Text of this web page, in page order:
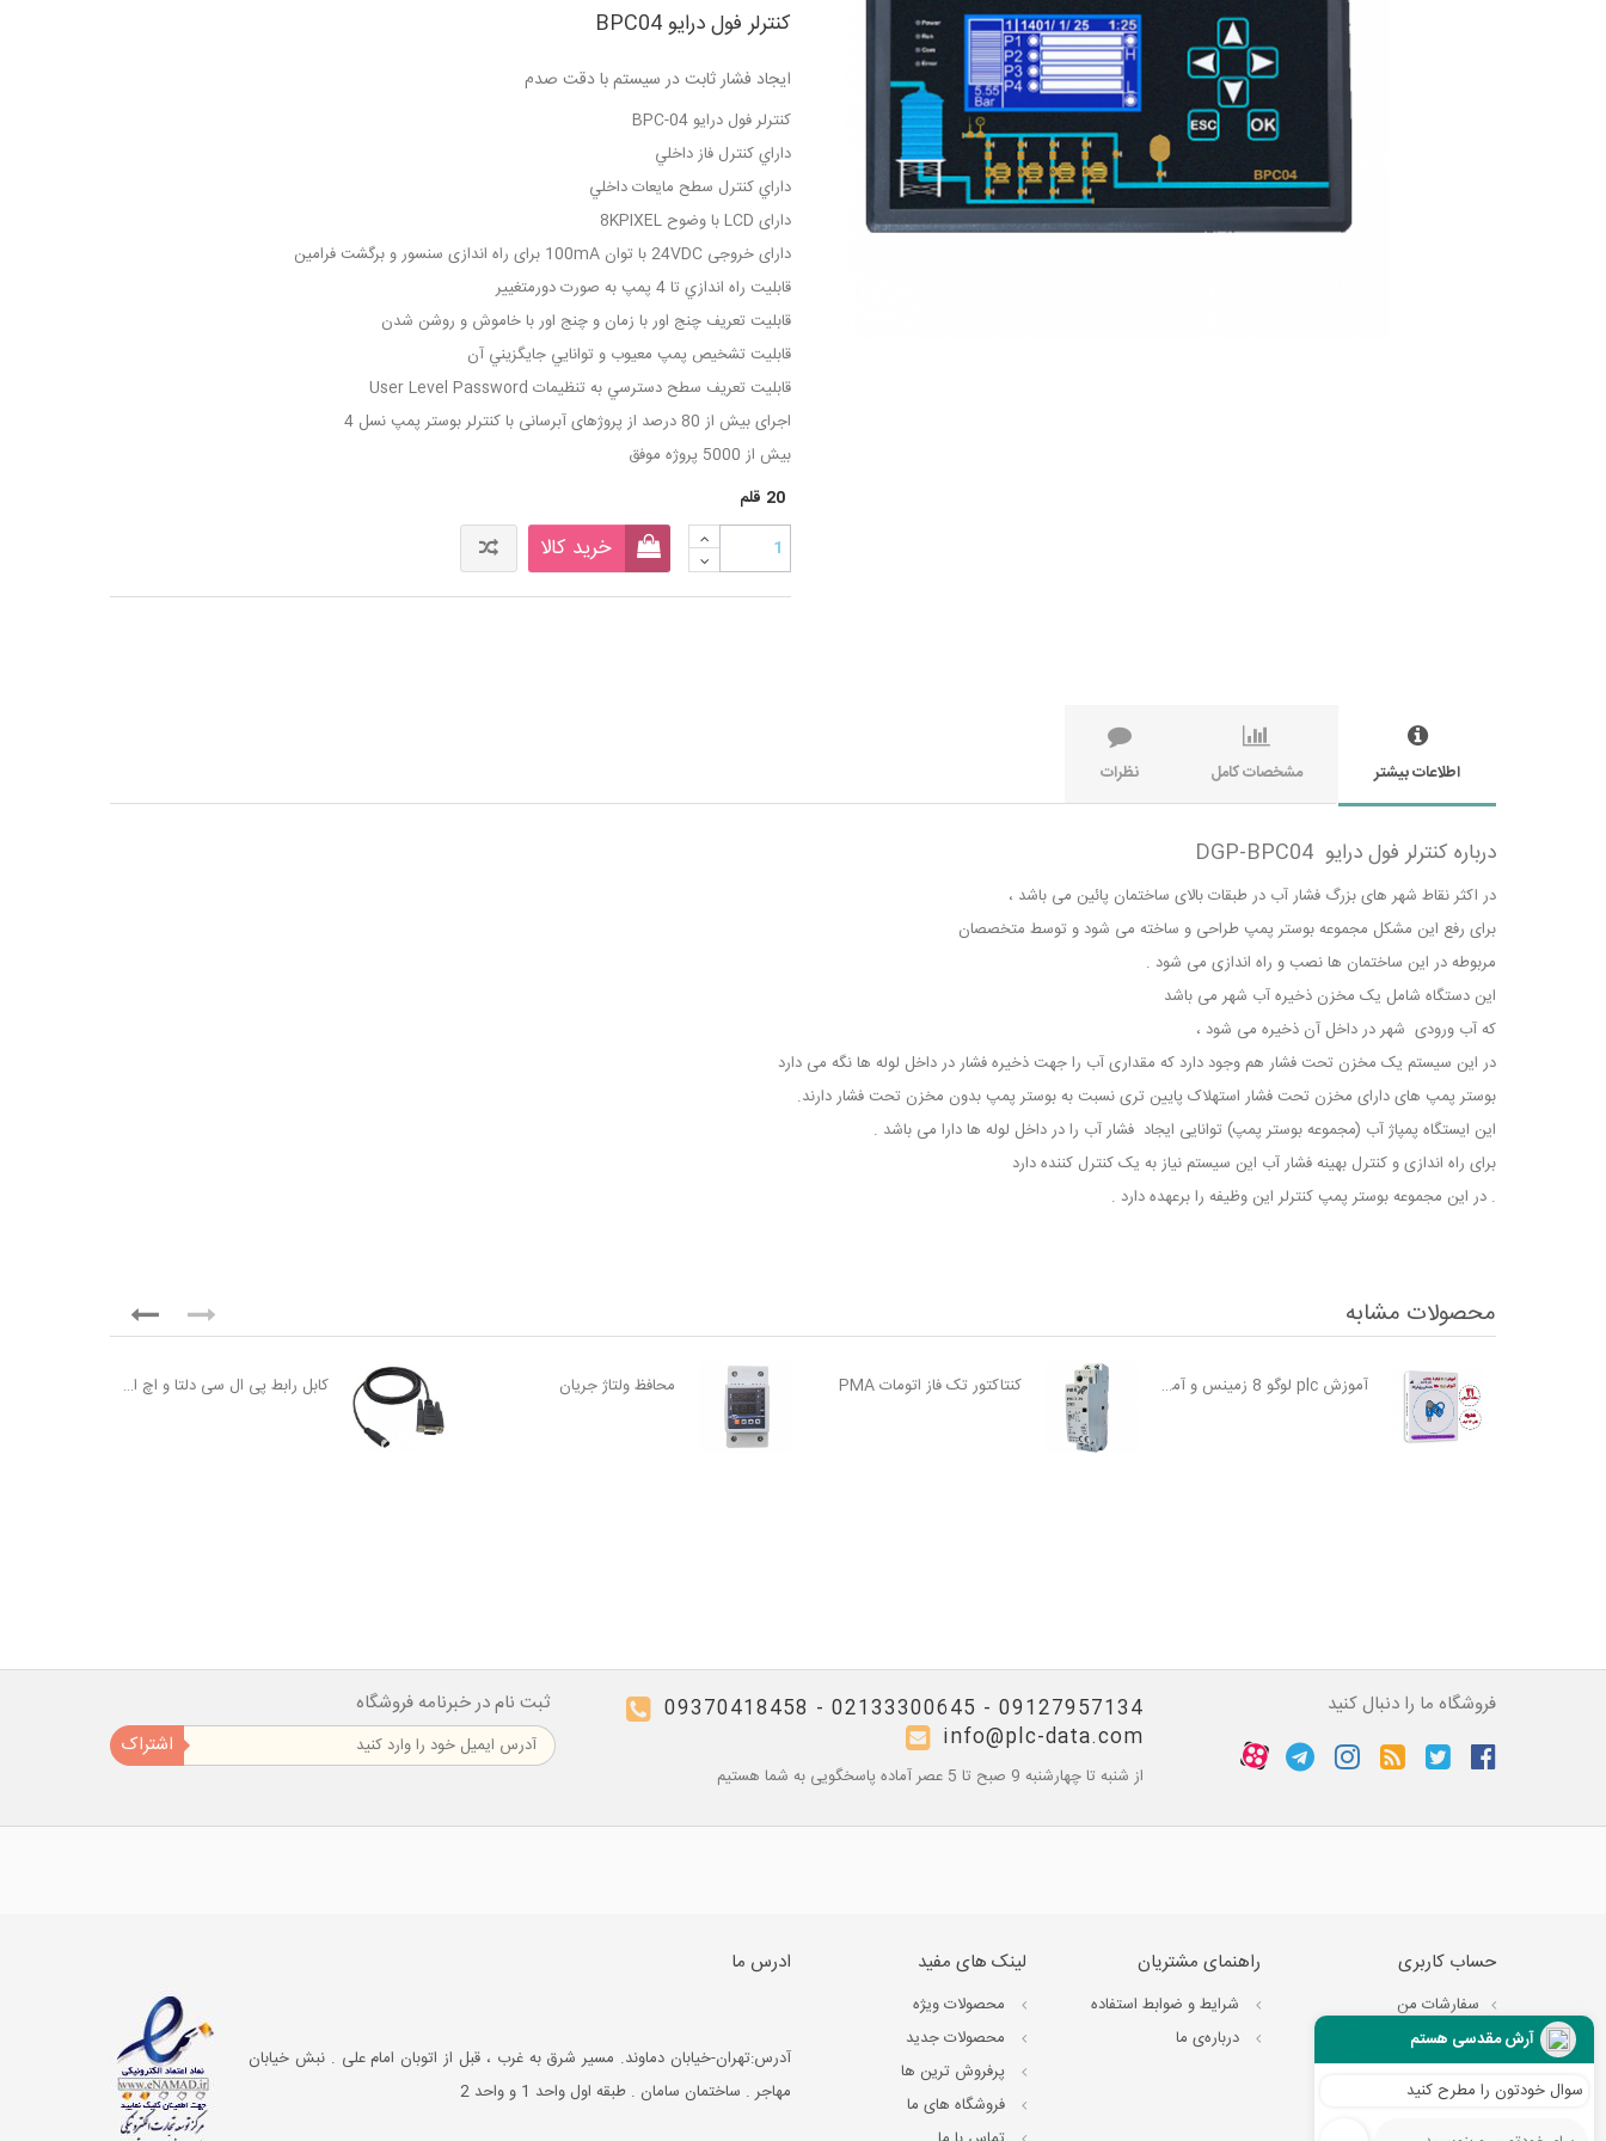
کنترلر فول درایو BPC04
ایجاد فشار ثابت در سیستم با دقت صدم
کنترلر فول درایو BPC-04
داراي كنترل فاز داخلي
داراي کنترل سطح مایعات داخلي
دارای LCD با وضوح 8KPIXEL
دارای خروجی 24VDC با توان 100mA برای راه اندازی سنسور و برگشت فرامین
قابليت راه اندازي تا 4 پمپ به صورت دورمتغيير
قابلیت تعریف چنج اور با زمان و چنج اور با خاموش و روشن شدن
قابليت تشخيص پمپ معيوب و توانايي جايگزيني آن
قابليت تعريف سطح دسترسي به تنظيمات User Level Password
اجرای بیش از 80 درصد از پروژهای آبرسانی با کنترلر بوستر پمپ نسل 4
بیش از 5000 پروژه موفق
20 قلم
خرید کالا
اطلاعات بیشتر مشخصات کامل نظرات
درباره کنترلر فول درایو DGP-BPC04
در اکثر نقاط شهر های بزرگ فشار آب در طبقات بالای ساختمان پائین می باشد ،
برای رفع این مشکل مجموعه بوستر پمپ طراحی و ساخته می شود و توسط متخصصان
مربوطه در این ساختمان ها نصب و راه اندازی می شود .
این دستگاه شامل یک مخزن ذخیره آب شهر می باشد
که آب ورودی شهر در داخل آن ذخیره می شود ،
در این سیستم یک مخزن تحت فشار هم وجود دارد که مقداری آب را جهت ذخیره فشار در داخل لوله ها نگه می دارد
بوستر پمپ های دارای مخزن تحت فشار استهلاک پایین تری نسبت به بوستر پمپ بدون مخزن تحت فشار دارند.
این ایستگاه پمپاژ آب (مجموعه بوستر پمپ) توانایی ایجاد فشار آب را در داخل لوله ها دارا می باشد .
برای راه اندازی و کنترل بهینه فشار آب این سیستم نیاز به یک کنترل کننده دارد
. در این مجموعه بوستر پمپ کنترلر این وظیفه را برعهده دارد .
محصولات مشابه
آموزش plc لوگو 8 زمینس و آموزش plc دلتا کنتاکتور تک فاز اتومات PMA محافظ ولتاژ جریان کابل رابط پی ال سی دلتا و اچ ام آی
فروشگاه ما را دنبال کنید
09127957134 - 02133300645 - 09370418458
info@plc-data.com
از شنبه تا چهارشنبه 9 صبح تا 5 عصر آماده پاسخگویی به شما هستیم
ثبت نام در خبرنامه فروشگاه
اشتراک
حساب کاربری
سفارشات من
صورت های مالی من
آدرس های من
اطلاعات شخصی شما
راهنمای مشتریان
شرایط و ضوابط استفاده
درباره‌ی ما
لینک های مفید
محصولات ویژه
محصولات جدید
پرفروش ترین‌ ها
فروشگاه های ما
ادرس ما
آدرس:تهران-خیابان دماوند. مسیر شرق به غرب ، قبل از اتوبان امام علی . نبش خیابان
مهاجر . ساختمان سامان . طبقه اول واحد 1 و واحد 2
آرش مقدسی هستم
سوال خودتون را مطرح کنید